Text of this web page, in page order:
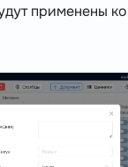
применены ко